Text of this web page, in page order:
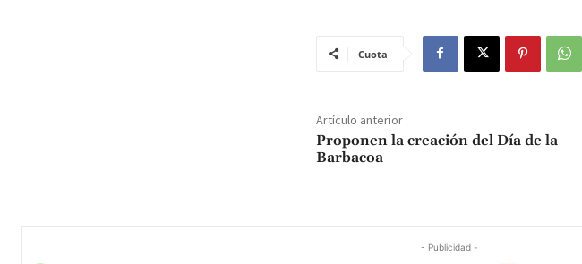
Cuota
Artículo anterior
Proponen la creación del Día de la
Barbacoa
- Publicidad -